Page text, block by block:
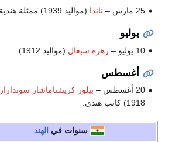
25 مارس – ناندا (مواليد 1939) ممثلة هندية.
يوليو
10 يوليو – زهره سيغال (مواليد 1912)
أغسطس
20 أغسطس – بيلور كريشناماشار
1918) كاتب هندي.
سنوات في الهند